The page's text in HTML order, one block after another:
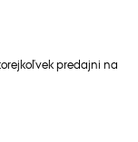
predajni na